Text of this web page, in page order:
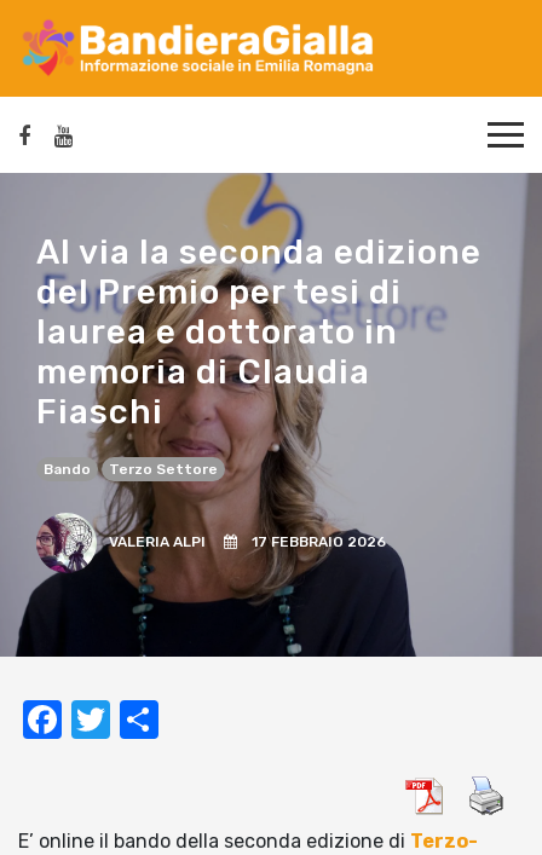
Al via la seconda edizione
del Premio per tesi di
laurea e dottorato in
memoria di Claudia
Fiaschi
Bando Terzo Settore
VALERIA ALPI 17 FEBBRAIO 2026
Facebook
Twitter
E’ online il bando della seconda edizione di Terzo-